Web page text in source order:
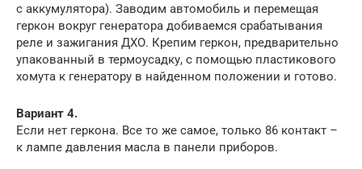
с аккумулятора). Заводим автомобиль и перемещая
геркон вокруг генератора добиваемся срабатывания
реле и зажигания ДХО. Крепим геркон, предварительно
упакованный в термоусадку, с помощью пластикового
хомута к генератору в найденном положении и готово.
Вариант 4.
Если нет геркона. Все то же самое, только 86 контакт –
к лампе давления масла в панели приборов.